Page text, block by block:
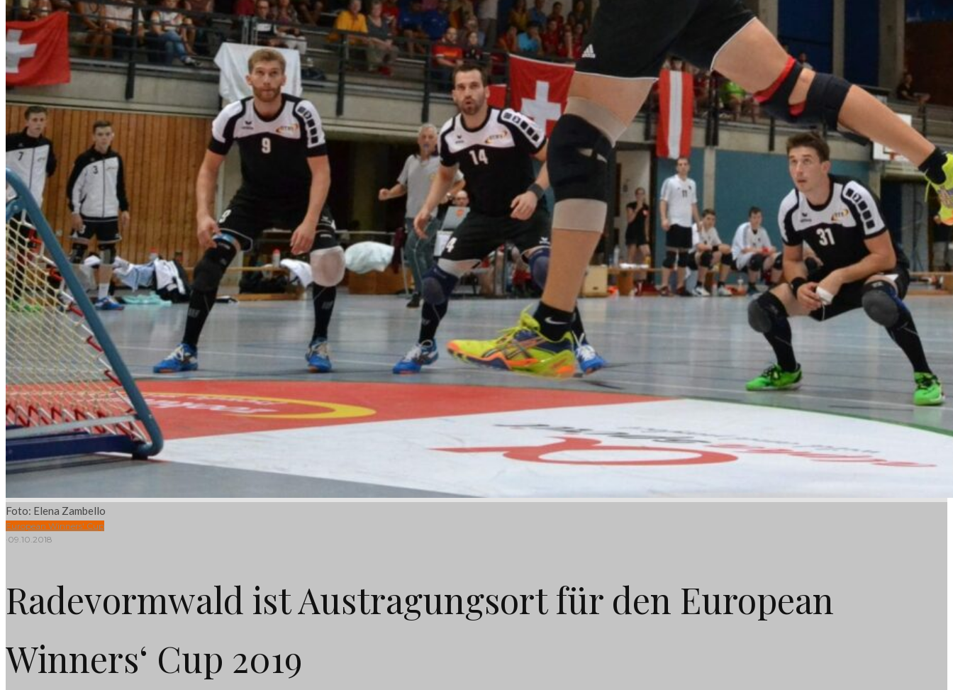
Foto: Elena Zambello
European Winners' Cup
·09.10.2018
Radevormwald ist Austragungsort für den European
Winners‘ Cup 2019